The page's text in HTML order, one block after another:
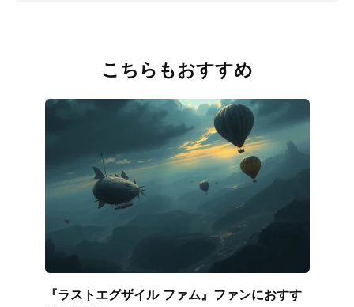
こちらもおすすめ
『ラストエグザイル ファム』ファンにおすす